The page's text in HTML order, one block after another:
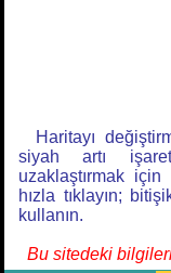
Haritayı
siyah artı
uzaklaştırmak
hızla tıklayın;
kullanın.
Bu sitedeki